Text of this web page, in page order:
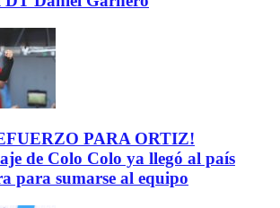
PARA ORTIZ!
de Colo Colo ya llegó al país
para sumarse al equipo